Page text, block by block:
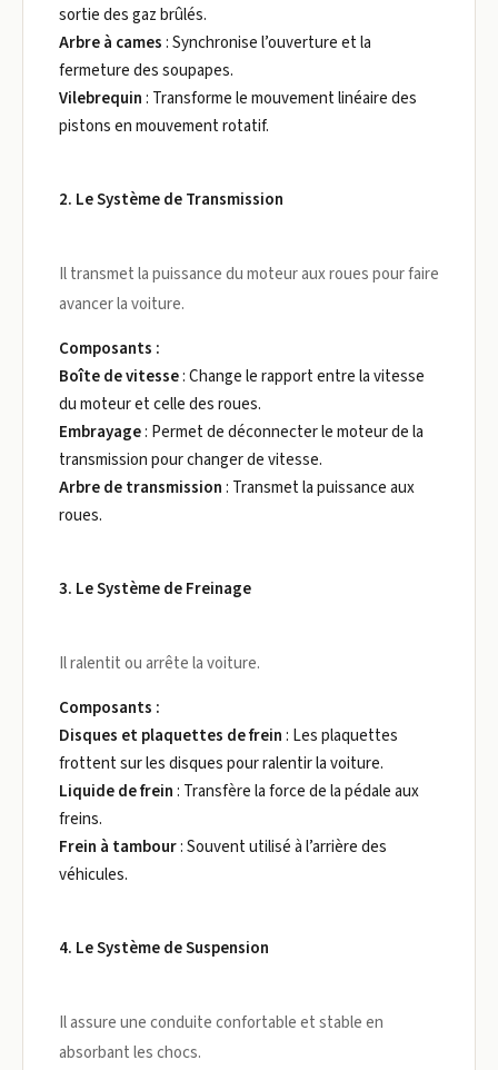
sortie des gaz brûlés.
Arbre à cames: Synchronise l’ouverture et la
fermeture des soupapes.
Vilebrequin: Transforme le mouvement linéaire des
pistons en mouvement rotatif.
2. Le Système de Transmission
Il transmet la puissance du moteur aux roues pour faire
avancer la voiture.
Composants :
Boîte de vitesse: Change le rapport entre la vitesse
du moteur et celle des roues.
Embrayage: Permet de déconnecter le moteur de la
transmission pour changer de vitesse.
Arbre de transmission: Transmet la puissance aux
roues.
3. Le Système de Freinage
Il ralentit ou arrête la voiture.
Composants :
Disques et plaquettes de frein: Les plaquettes
frottent sur les disques pour ralentir la voiture.
Liquide de frein: Transfère la force de la pédale aux
freins.
Frein à tambour: Souvent utilisé à l’arrière des
véhicules.
4. Le Système de Suspension
Il assure une conduite confortable et stable en
absorbant les chocs.